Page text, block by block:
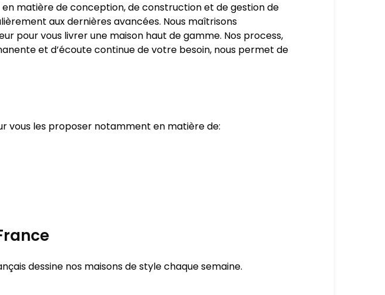
en matière de conception, de construction et de gestion de
aux dernières avancées. Nous maîtrisons
pour vous livrer une maison haut de gamme. Nos process,
et d’écoute continue de votre besoin, nous permet de
vous les proposer notamment en matière de:
dessine nos maisons de style chaque semaine.